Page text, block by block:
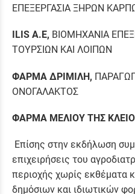
ΕΠΕΞΕΡΓΑΣΙΑ ΞΗΡΩΝ
ILIS Α.Ε, ΒΙΟΜΗΧΑΝΙΑ
ΤΟΥΡΣΙΩΝ ΚΑΙ ΛΟΙΠΩΝ
ΦΑΡΜΑ ΔΡΙΜΙΛΗ,
ΟΝΟΓΑΛΑΚΤΟΣ
ΦΑΡΜΑ ΜΕΛΙΟΥ ΤΗΣ
Επίσης στην εκδήλωση
επιχειρήσεις του
περιοχής χωρίς εκθέματα
δημόσιων και ιδιωτικών